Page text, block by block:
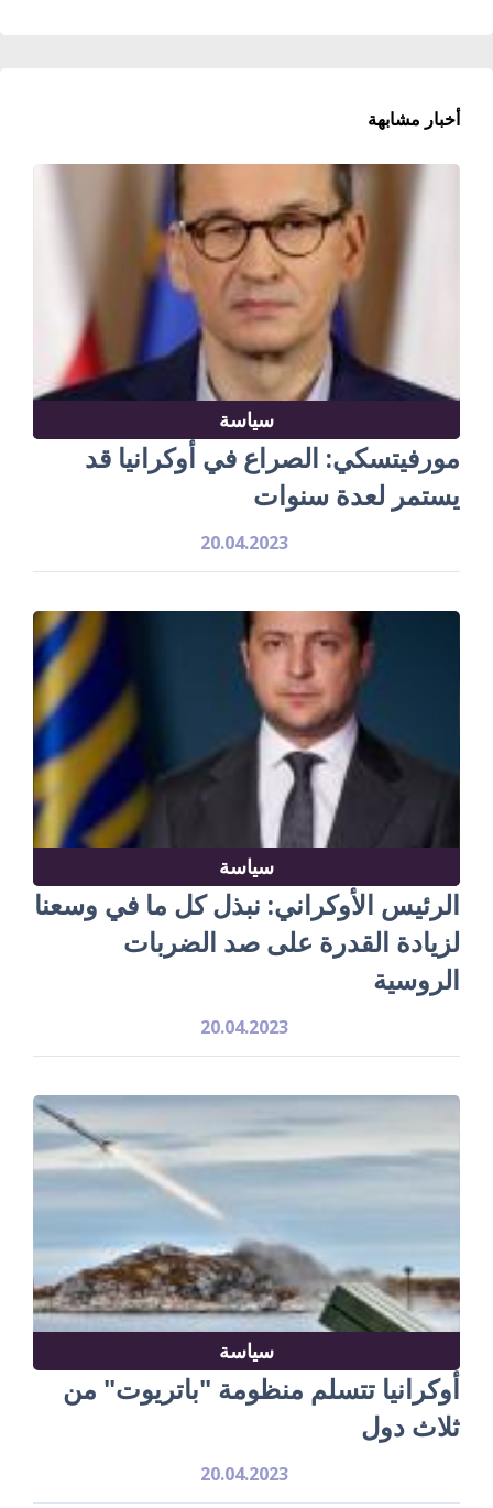
أخبار مشابهة
سياسة
مورفيتسكي: الصراع في أوكرانيا قد
يستمر لعدة سنوات
20.04.2023
سياسة
الرئيس الأوكراني: نبذل كل ما في وسعنا
لزيادة القدرة على صد الضربات
الروسية
20.04.2023
سياسة
أوكرانيا تتسلم منظومة "باتريوت" من
ثلاث دول
20.04.2023